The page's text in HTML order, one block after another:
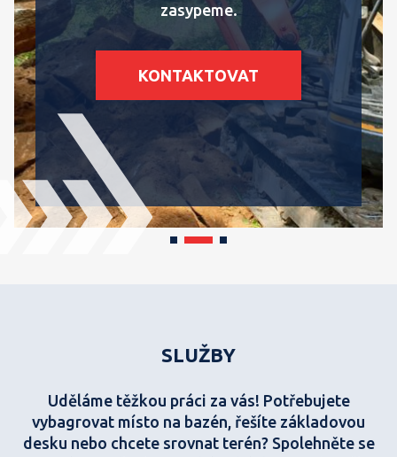
zasypeme.
KONTAKTOVAT
SLUŽBY
Uděláme těžkou práci za vás! Potřebujete
vybagrovat místo na bazén, řešíte základovou
desku nebo chcete srovnat terén? Spolehněte se